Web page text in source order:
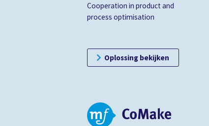
Cooperation in product and
process optimisation
Oplossing bekijken